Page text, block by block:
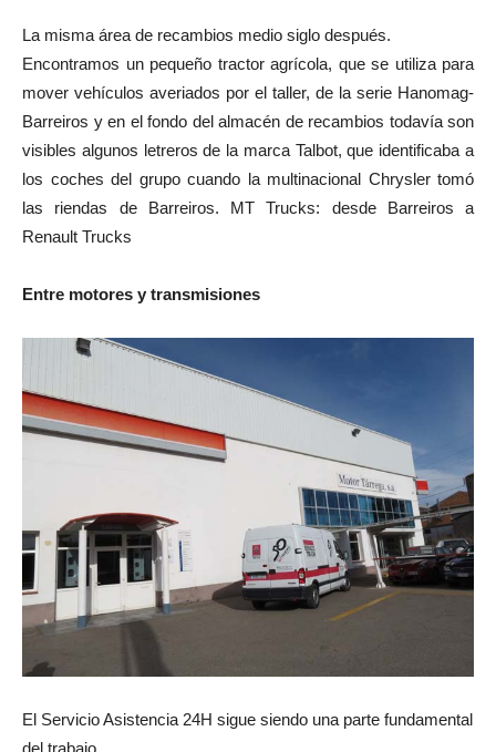
La misma área de recambios medio siglo después.
Encontramos un pequeño tractor agrícola, que se utiliza para
mover vehículos averiados por el taller, de la serie Hanomag-
Barreiros y en el fondo del almacén de recambios todavía son
visibles algunos letreros de la marca Talbot, que identificaba a
los coches del grupo cuando la multinacional Chrysler tomó
las riendas de Barreiros. MT Trucks: desde Barreiros a
Renault Trucks
Entre motores y transmisiones
El Servicio Asistencia 24H sigue siendo una parte fundamental